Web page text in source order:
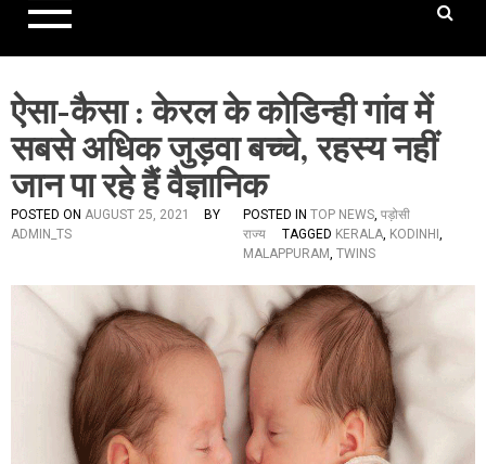
ऐसा-कैसा : केरल के कोडिन्ही गांव में
सबसे अधिक जुड़वा बच्चे, रहस्य नहीं
जान पा रहे हैं वैज्ञानिक
POSTED ON AUGUST 25, 2021
BY
ADMIN_TS
POSTED IN TOP NEWS, पड़ोसी
राज्य
TAGGED KERALA, KODINHI ,
MALAPPURAM, TWINS